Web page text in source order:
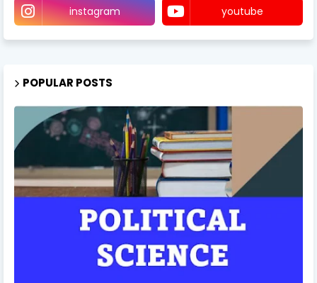
instagram youtube
POPULAR POSTS